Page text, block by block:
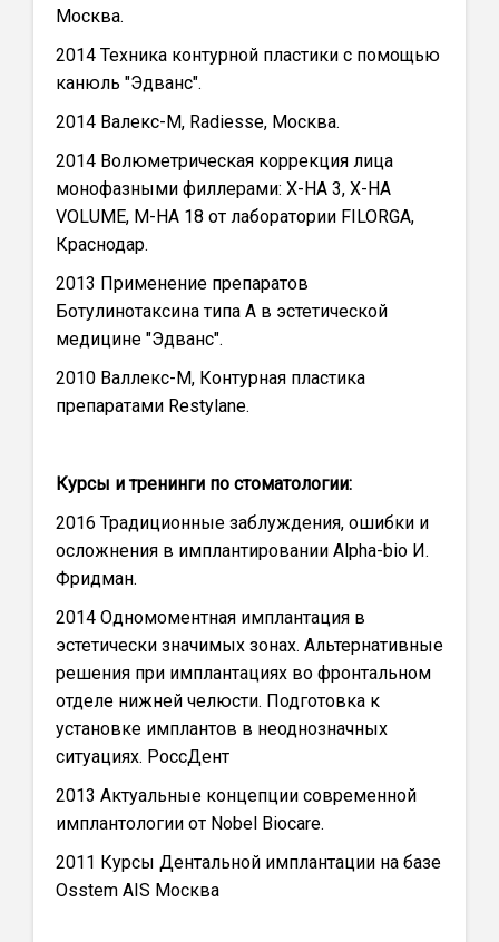
Москва.
2014 Техника контурной пластики с помощью
канюль "Эдванс".
2014 Валекс-М, Radiesse, Москва.
2014 Волюметрическая коррекция лица
монофазными филлерами: Х-НА 3, Х-НА
VOLUME, М-НА 18 от лаборатории FILORGA,
Краснодар.
2013 Применение препаратов
Ботулинотаксина типа А в эстетической
медицине "Эдванс".
2010 Валлекс-М, Контурная пластика
препаратами Restylane.
Курсы и тренинги по стоматологии:
2016 Традиционные заблуждения, ошибки и
осложнения в имплантировании Alpha-bio И.
Фридман.
2014 Одномоментная имплантация в
эстетически значимых зонах. Альтернативные
решения при имплантациях во фронтальном
отделе нижней челюсти. Подготовка к
установке имплантов в неоднозначных
ситуациях. РоссДент
2013 Актуальные концепции современной
имплантологии от Nobel Biocare.
2011 Курсы Дентальной имплантации на базе
Osstem AIS Москва